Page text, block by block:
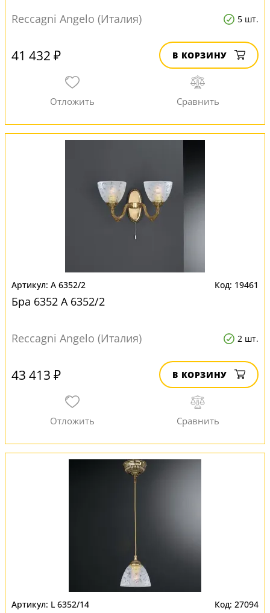
Reccagni Angelo (Италия) 5 шт.
41 432 ₽ В КОРЗИНУ
A 6352/2 19461
Бра 6352 A 6352/2
Reccagni Angelo (Италия) 2 шт.
43 413 ₽ В КОРЗИНУ
L 6352/14 27094